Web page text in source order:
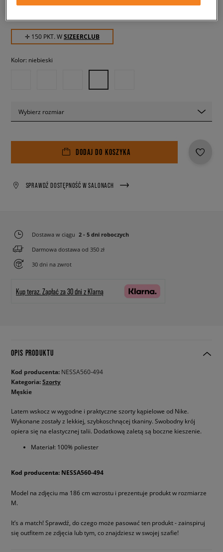
169,99 zł -12%
(najniższa cena z 30 dni przed obniżką)
✛ 150 PKT. WSIZEERCLUB
Kolor: niebieski
Wybierz rozmiar
DODAJ DO KOSZYKA
SPRAWDŹ DOSTĘPNOŚĆ W SALONACH
Dostawa w ciągu 2 - 5 dni roboczych
Darmowa dostawa od 350 zł
30 dni na zwrot
Kup teraz. Zapłać za 30 dni z Klarną
OPIS PRODUKTU
Kod producenta: NESSA560-494
Kategoria:Szorty
Męskie
Latem wskocz w wygodne i praktyczne szorty kąpielowe od Nike.
Wykonane zostały z lekkiej, szybkoschnącej tkaniny. Swobodny krój
opiera się na elastycznej talii. Dodatkową zaletą są boczne kieszenie.
Materiał: 100% poliester
Kod producenta: NESSA560-494
Model na zdjęciu ma 186 cm wzrostu i prezentuje produkt w rozmiarze
M.
It’s a match! Sprawdź, do czego może pasować ten produkt - zainspiruj
się outfitem ze zdjęcia lub tym, co znajdziesz w swojej szafie!